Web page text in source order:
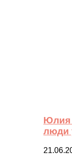
Юлия
люди